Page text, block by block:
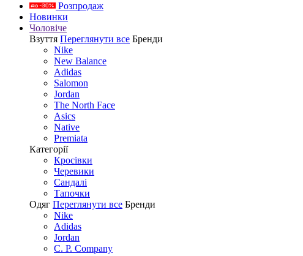
Розпродаж
Новинки
Чоловіче
Взуття Переглянути все Бренди
Nike
New Balance
Adidas
Salomon
Jordan
The North Face
Asics
Native
Premiata
Категорії
Кросівки
Черевики
Сандалі
Tапочки
Одяг Переглянути все Бренди
Nike
Adidas
Jordan
C. P. Company